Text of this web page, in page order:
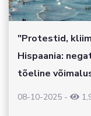
"Protestid,
Hispaania:
tõeline
08-10-2025 -